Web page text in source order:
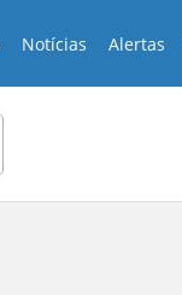
Notícias Alertas